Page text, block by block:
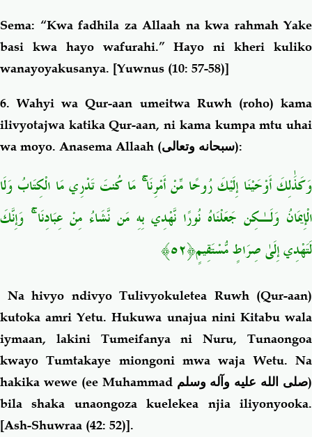
Sema: “Kwa fadhila za Allaah na kwa rahmah Yake
basi kwa hayo wafurahi.” Hayo ni kheri kuliko
wanayoyakusanya. [Yuwnus (10: 57-58)]
6. Wahyi wa Qur-aan umeitwa Ruwh (roho) kama
ilivyotajwa katika Qur-aan, ni kama kumpa mtu uhai
wa moyo. Anasema Allaah (سبحانه وتعالى):
وَكَذَٰلِكَ أَوْحَيْنَا إِلَيْكَ رُوحًا مِّنْ أَمْرِنَاۚ مَا كُنتَ تَدْرِي مَا الْكِتَابُ وَلَا
الْإِيمَانُ وَلَـٰكِن جَعَلْنَاهُ نُورًا نَّهْدِي بِهِ مَن نَّشَاءُ مِنْ عِبَادِنَاۚ وَإِنَّكَ
لَتَهْدِي إِلَىٰ صِرَاطٍ مُّسْتَقِيمٍ﴿٥٢﴾
Na hivyo ndivyo Tulivyokuletea Ruwh (Qur-aan)
kutoka amri Yetu. Hukuwa unajua nini Kitabu wala
iymaan, lakini Tumeifanya ni Nuru, Tunaongoa
kwayo Tumtakaye miongoni mwa waja Wetu. Na
hakika wewe (ee Muhammad صلى الله عليه وآله وسلم)
bila shaka unaongoza kuelekea njia iliyonyooka.
[Ash-Shuwraa (42: 52)].